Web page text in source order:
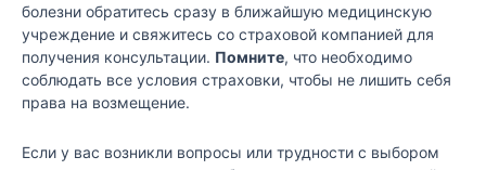
болезни обратитесь сразу в ближайшую медицинскую
учреждение и свяжитесь со страховой компанией для
получения консультации. Помните, что необходимо
соблюдать все условия страховки, чтобы не лишить себя
права на возмещение.
Если у вас возникли вопросы или трудности с выбором